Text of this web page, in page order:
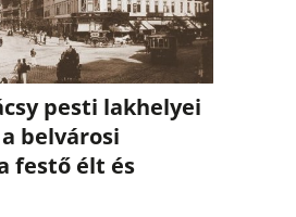
pesti lakhelyei
belvárosi
festő élt és